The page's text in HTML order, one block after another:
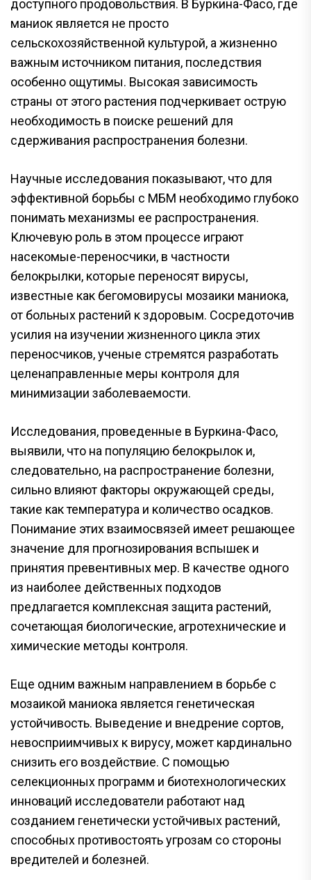
доступного продовольствия. В Буркина-Фасо, где
маниок является не просто
сельскохозяйственной культурой, а жизненно
важным источником питания, последствия
особенно ощутимы. Высокая зависимость
страны от этого растения подчеркивает острую
необходимость в поиске решений для
сдерживания распространения болезни.
Научные исследования показывают, что для
эффективной борьбы с МБМ необходимо глубоко
понимать механизмы ее распространения.
Ключевую роль в этом процессе играют
насекомые-переносчики, в частности
белокрылки, которые переносят вирусы,
известные как бегомовирусы мозаики маниока,
от больных растений к здоровым. Сосредоточив
усилия на изучении жизненного цикла этих
переносчиков, ученые стремятся разработать
целенаправленные меры контроля для
минимизации заболеваемости.
Исследования, проведенные в Буркина-Фасо,
выявили, что на популяцию белокрылок и,
следовательно, на распространение болезни,
сильно влияют факторы окружающей среды,
такие как температура и количество осадков.
Понимание этих взаимосвязей имеет решающее
значение для прогнозирования вспышек и
принятия превентивных мер. В качестве одного
из наиболее действенных подходов
предлагается комплексная защита растений,
сочетающая биологические, агротехнические и
химические методы контроля.
Еще одним важным направлением в борьбе с
мозаикой маниока является генетическая
устойчивость. Выведение и внедрение сортов,
невосприимчивых к вирусу, может кардинально
снизить его воздействие. С помощью
селекционных программ и биотехнологических
инноваций исследователи работают над
созданием генетически устойчивых растений,
способных противостоять угрозам со стороны
вредителей и болезней.